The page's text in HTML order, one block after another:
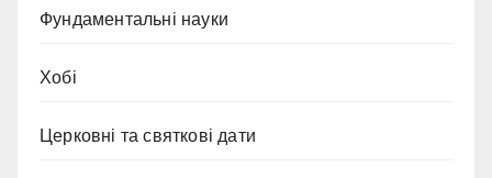
Фундаментальні науки
Хобі
Церковні та святкові дати